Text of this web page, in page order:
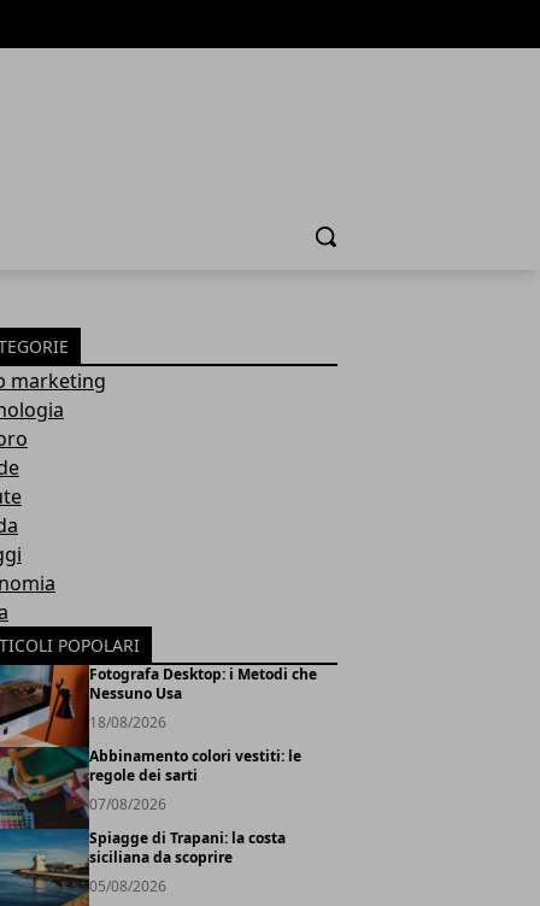
Cerca
marketing
POPOLARI
Fotografa Desktop: i Metodi che
Nessuno Usa
18/08/2026
Abbinamento colori vestiti: le
regole dei sarti
07/08/2026
Spiagge di Trapani: la costa
siciliana da scoprire
05/08/2026